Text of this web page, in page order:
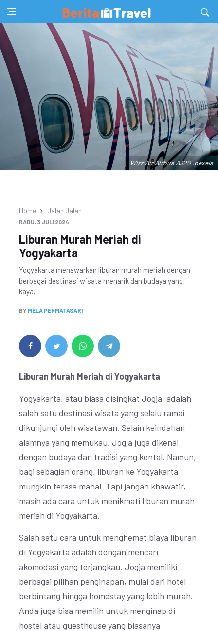
Wizz Air Airbus A320 .pexels
Home Jalan Jalan
RABU, 3 JULI 2024
Liburan Murah Meriah di
Yogyakarta
Yogyakarta menawarkan liburan murah meriah dengan
berbagai destinasi wisata menarik dan budaya yang
kaya.
BY MELA PERMATASARI
Liburan Murah Meriah di Yogyakarta
Yogyakarta, atau biasa disingkat Jogja, adalah
salah satu destinasi wisata yang selalu ramai
dikunjungi oleh wisatawan. Selain keindahan
alamnya yang memukau, Jogja juga dikenal
dengan budaya dan tradisi yang kental. Namun,
bagi sebagian orang, liburan ke Yogyakarta
mungkin terasa mahal. Tapi jangan khawatir,
masih ada cara untuk menikmati liburan murah
meriah di Yogyakarta.
Salah satu cara untuk menghemat biaya liburan
di Yogyakarta adalah dengan mencari
akomodasi yang terjangkau. Jogja memiliki
berbagai pilihan penginapan, mulai dari hotel
berbintang hingga homestay yang lebih murah.
Anda juga bisa memilih untuk menginap di
hostel atau guesthouse yang biasanya